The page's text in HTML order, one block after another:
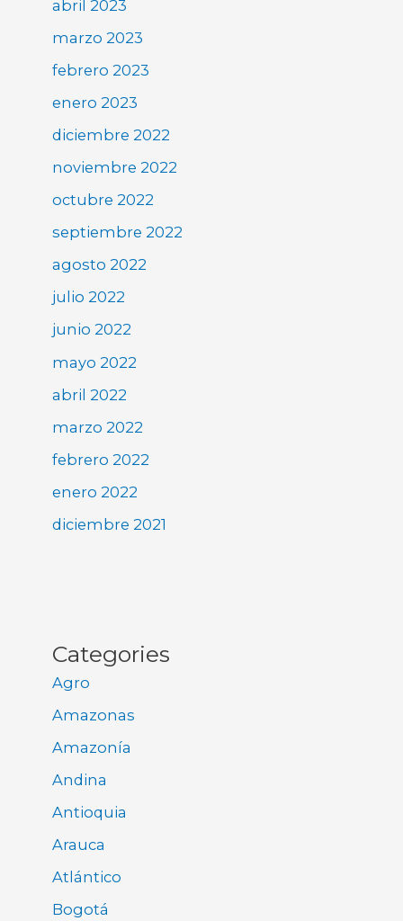
abril 2023
marzo 2023
febrero 2023
enero 2023
diciembre 2022
noviembre 2022
octubre 2022
septiembre 2022
agosto 2022
julio 2022
junio 2022
mayo 2022
abril 2022
marzo 2022
febrero 2022
enero 2022
diciembre 2021
Categories
Agro
Amazonas
Amazonía
Andina
Antioquia
Arauca
Atlántico
Bogotá